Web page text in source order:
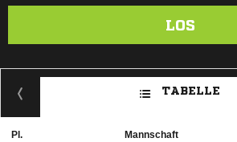
LOS
TABELLE
Pl. Mannschaft